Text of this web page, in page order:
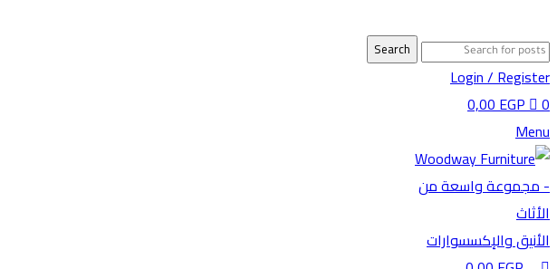
Search
Login / Register
0
0,00EGP
Menu